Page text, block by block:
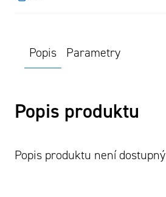
Popis Parametry
Popis produktu
Popis produktu není dostupný